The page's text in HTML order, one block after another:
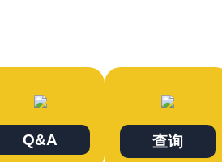
Q&A 查询